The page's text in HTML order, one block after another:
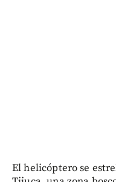
El helicóptero se